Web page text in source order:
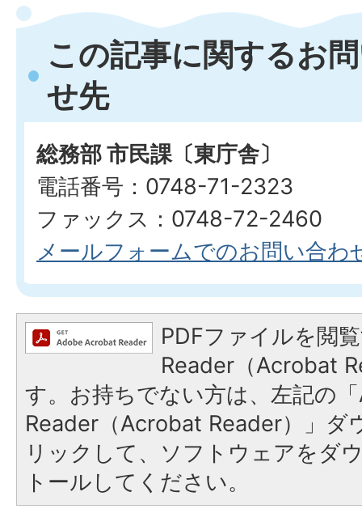
この記事に関するお
せ先
総務部 市民課〔東庁舎〕
電話番号：0748-71-2323
ファックス：0748-72-2460
メールフォームでのお問い合わ
PDFファイルを閲
Reader（Acrobat
す。お持ちでない方は、左記の
Reader（Acrobat Reader）」ダ
リックして、ソフトウェアをダ
トールしてください。